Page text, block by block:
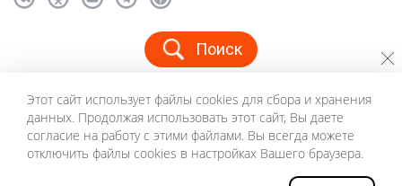
Поиск
© ООО «Голденрит», 2005-2026
Политика конфиденциальности
Этот сайт использует файлы cookies для сбора и хранения
данных. Продолжая использовать этот сайт, Вы даете
согласие на работу с этими файлами. Вы всегда можете
отключить файлы cookies в настройках Вашего браузера.